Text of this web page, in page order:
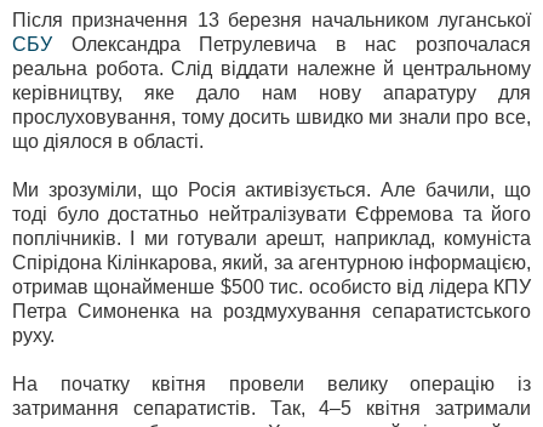
Після призначення 13 березня начальником луганської
СБУ Олександра Петрулевича в нас розпочалася
реальна робота. Слід віддати належне й центральному
керівництву, яке дало нам нову апаратуру для
прослуховування, тому досить швидко ми знали про все,
що діялося в області.
Ми зрозуміли, що Росія активізується. Але бачили, що
тоді було достатньо нейтралізувати Єфремова та його
поплічників. І ми готували арешт, наприклад, комуніста
Спірідона Кілінкарова, який, за агентурною інформацією,
отримав щонайменше $500 тис. особисто від лідера КПУ
Петра Симоненка на роздмухування сепаратистського
руху.
На початку квітня провели велику операцію із
затримання сепаратистів. Так, 4–5 квітня затримали